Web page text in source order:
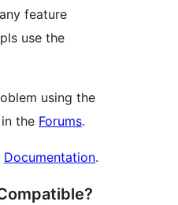
feature
use the
using the
the Forums.
Documentation.